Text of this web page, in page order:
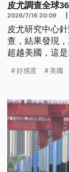
皮尤調查全球
2026/7/16 20:09
皮尤研究中心
查，結果發現
超越美國，這
好感度 美國